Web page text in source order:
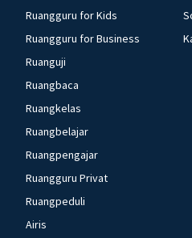
Ruangguru for Kids
Ruangguru for Business
Ruanguji
Ruangbaca
Ruangkelas
Ruangbelajar
Ruangpengajar
Ruangguru Privat
Ruangpeduli
Airis